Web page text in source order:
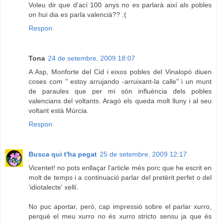
Voleu dir que d'ací 100 anys no es parlarà així als pobles
on hui dia es parla valencià?? :(
Respon
Tona 24 de setembre, 2009 18:07
A Asp, Monforte del Cid i eixos pobles del Vinalopó diuen
coses com " estoy arrujando -arruixant-la calle" i un munt
de paraules que per mi són influència dels pobles
valencians del voltants. Aragó els queda molt lluny i al seu
voltant està Múrcia.
Respon
Busca qui t'ha pegat 25 de setembre, 2009 12:17
Vicentet! no pots enllaçar l'article més porc que he escrit en
molt de temps i a continuació parlar del pretèrit perfet o del
'idiotalecte' xellí.
No puc aportar, però, cap impressió sobre el parlar xurro,
perquè el meu xurro no és xurro stricto sensu ja que és